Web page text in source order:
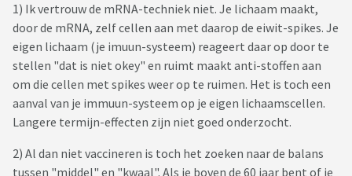
1) Ik vertrouw de mRNA-techniek niet. Je lichaam maakt,
door de mRNA, zelf cellen aan met daarop de eiwit-spikes. Je
eigen lichaam (je imuun-systeem) reageert daar op door te
stellen "dat is niet okey" en ruimt maakt anti-stoffen aan
om die cellen met spikes weer op te ruimen. Het is toch een
aanval van je immuun-systeem op je eigen lichaamscellen.
Langere termijn-effecten zijn niet goed onderzocht.
2) Al dan niet vaccineren is toch het zoeken naar de balans
tussen "middel" en "kwaal". Als je boven de 60 jaar bent of je